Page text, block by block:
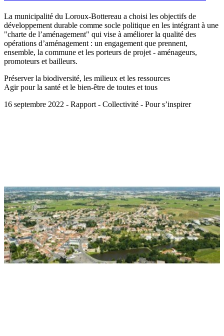
La municipalité du Loroux-Bottereau a choisi les objectifs de
développement durable comme socle politique en les intégrant à une
"charte de l’aménagement" qui vise à améliorer la qualité des
opérations d’aménagement : un engagement que prennent,
ensemble, la commune et les porteurs de projet - aménageurs,
promoteurs et bailleurs.
Préserver la biodiversité, les milieux et les ressources
Agir pour la santé et le bien-être de toutes et tous
16 septembre 2022 - Rapport - Collectivité - Pour s’inspirer